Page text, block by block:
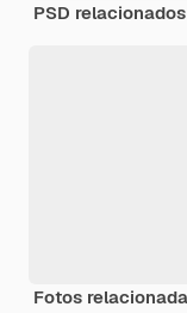
PSD relacionados
Fotos